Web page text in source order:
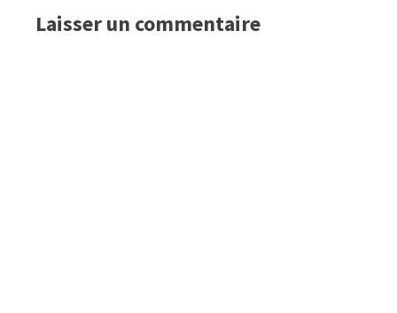
Laisser un commentaire